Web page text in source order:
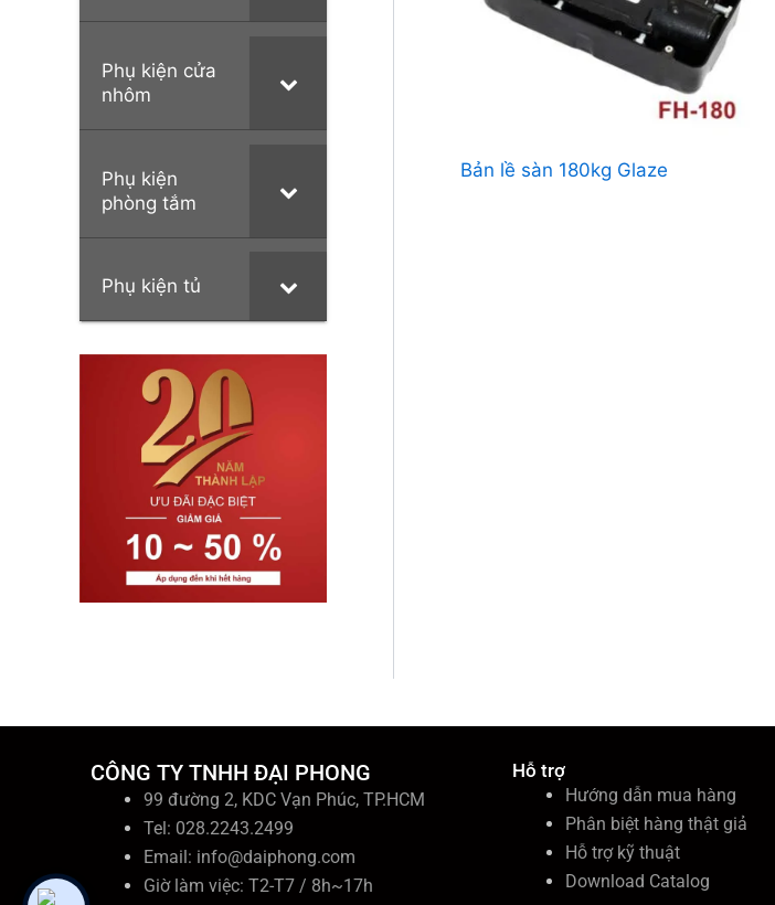
Phụ kiện cửa
nhôm
Phụ kiện
phòng tắm
Phụ kiện tủ
Bản lề sàn 180kg Glaze
CÔNG TY TNHH ĐẠI PHONG
99 đường 2, KDC Vạn Phúc, TP.HCM
Tel: 028.2243.2499
Email: info@daiphong.com
Giờ làm việc: T2-T7 / 8h~17h
Hỗ trợ
Hướng dẫn mua hàng
Phân biệt hàng thật giả
Hỗ trợ kỹ thuật
Download Catalog